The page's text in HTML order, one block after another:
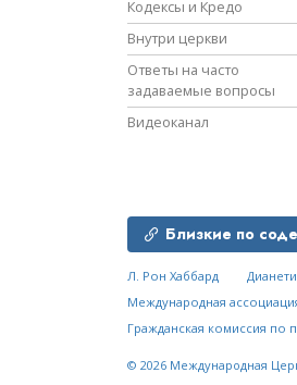
Кодексы и Кредо
Внутри церкви
Ответы на часто
задаваемые вопросы
Видеоканал
Близкие по
Л. Рон Хаббард
Международная
Гражданская комиссия по
© 2026 Международная